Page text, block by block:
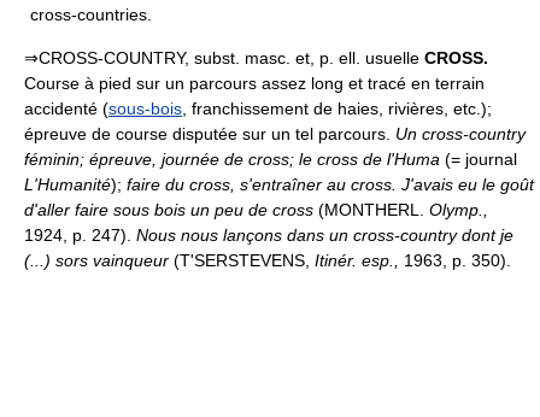
cross-countries.
⇒CROSS-COUNTRY, subst. masc. et, p. ell. usuelle CROSS.
Course à pied sur un parcours assez long et tracé en terrain
accidenté (sous-bois , franchissement de haies, rivières, etc.);
épreuve de course disputée sur un tel parcours. Un cross-country
féminin; épreuve, journée de cross; le cross de l'Huma (= journal
L'Humanité); faire du cross, s'entraîner au cross. J'avais eu le goût
d'aller faire sous bois un peu de cross (MONTHERL. Olymp.,
1924, p. 247). Nous nous lançons dans un cross-country dont je
(...) sors vainqueur (T'SERSTEVENS, Itinér. esp., 1963, p. 350).